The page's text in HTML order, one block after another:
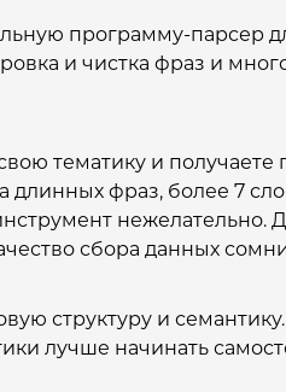
программу-парсер
и чистка фраз и
тематику и получаете
длинных фраз, более 7
нежелательно.
сбора данных
структуру и
лучше начинать